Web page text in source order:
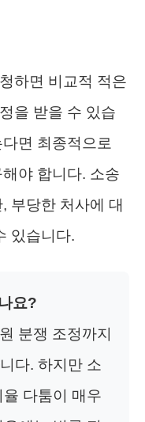
하면 비교적 적은
을 받을 수 있습
면 최종적으로
야 합니다. 소송
부당한 처사에 대
있습니다.
요?
분쟁 조정까지
다. 하지만 소
다툼이 매우